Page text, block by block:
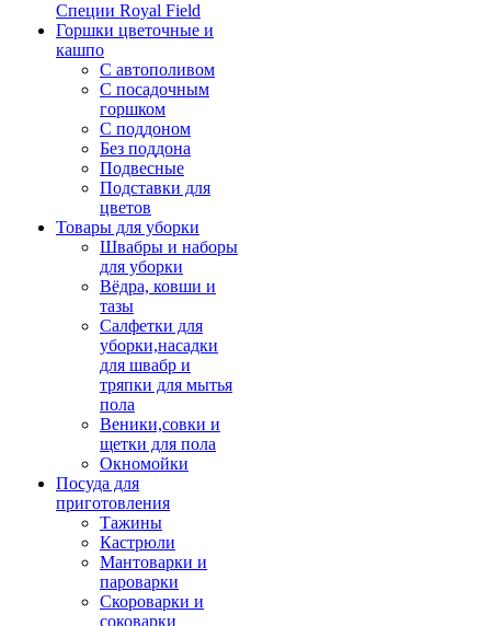
Специи Royal Field
Горшки цветочные и
кашпо
С автополивом
С посадочным
горшком
С поддоном
Без поддона
Подвесные
Подставки для
цветов
Товары для уборки
Швабры и наборы
для уборки
Вёдра, ковши и
тазы
Салфетки для
уборки,насадки
для швабр и
тряпки для мытья
пола
Веники,совки и
щетки для пола
Окномойки
Посуда для
приготовления
Тажины
Кастрюли
Мантоварки и
пароварки
Скороварки и
соковарки